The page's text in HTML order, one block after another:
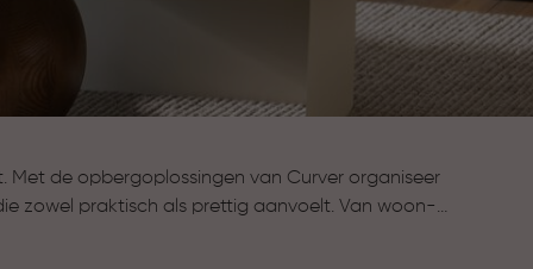
Met de opbergoplossingen van Curver organiseer
zowel praktisch als prettig aanvoelt. Van woon-
houden. Zo wordt opruimen eenvoudiger en